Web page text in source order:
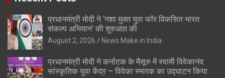
प्रधानमंत्री मोदी ने ‘नशा मुक्त युवा फॉर विकसित भारत
संकल्प अभियान’ की शुरुआत की
August 2, 2026 News Make in India
प्रधानमंत्री मोदी ने कर्नाटक के मैसूरु में स्वामी विवेकानंद
सांस्कृतिक युवा केंद्र – विवेका स्मारक का उद्घाटन किया